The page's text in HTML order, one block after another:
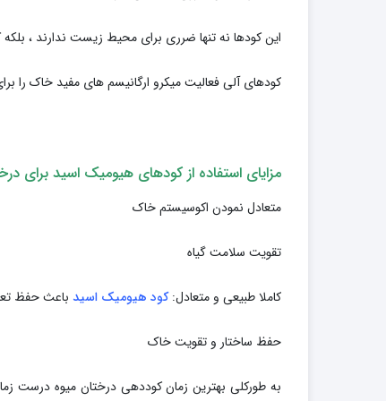
این کودها نه تنها ضرری برای محیط زیست ندارند ،
کودهای آلی فعالیت میکرو ارگانیسم های مفید خاک را
مزایای استفاده از کودهای هیومیک اسید برای
متعادل نمودن اکوسیستم خاک
تقویت سلامت گیاه
کاملا طبیعی و متعادل:کود هیومیک اسید باعث حفظ
حفظ ساختار و تقویت خاک
به طورکلی بهترین زمان کوددهی درختان میوه درست